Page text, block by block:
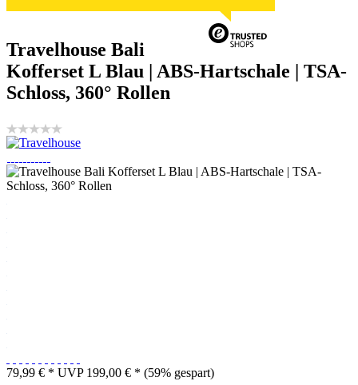
Travelhouse Bali
Kofferset L Blau | ABS-Hartschale | TSA-
Schloss, 360° Rollen
79,99 € * UVP 199,00 € * (59% gespart)